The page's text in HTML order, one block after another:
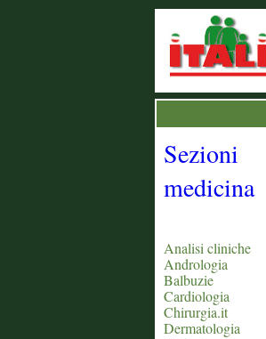
Sezioni
medicina
Analisi cliniche
Andrologia
Balbuzie
Cardiologia
Chirurgia.it
Dermatologia